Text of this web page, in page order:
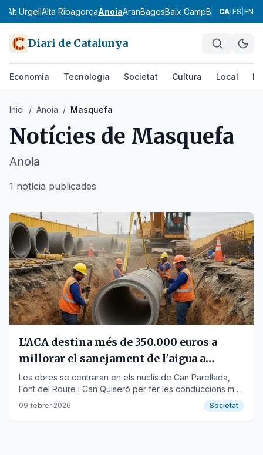
Alt UrgellAlta RibagorçaAnoiaAranBagesBaix CampBaix Ebre Baix
CA ES EN
Diari de Catalunya
Economia Tecnologia Societat Cultura Local
Inici / Anoia / Masquefa
Notícies de Masquefa
Anoia
1 notícia publicades
L'ACA destina més de 350.000 euros a
millorar el sanejament de l'aigua a
Masquefa
Les obres se centraran en els nuclis de Can Parellada,
Font del Roure i Can Quiseró per fer les conduccions més
segures i eficients.
09 febrer 2026 Societat